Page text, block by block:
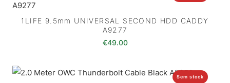
1LIFE 9.5mm UNIVERSAL SECOND HDD CADDY
A9277
€49.00
Sem stock